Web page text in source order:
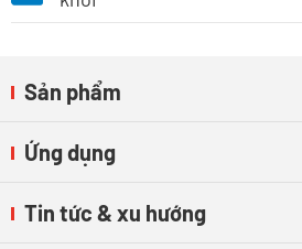
Sản phẩm
Ứng dụng
Tin tức & xu hướng